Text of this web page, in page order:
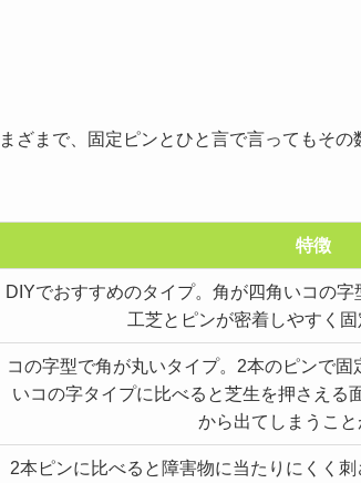
ざまで、固定ピンとひと言で言ってもそ
特徴
DIYでおすすめのタイプ。角が四角いコの
工芝とピンが密着しやすく固
コの字型で角が丸いタイプ。2本のピンで
いコの字タイプに比べると芝生を押さえる
から出てしまうこと
2本ピンに比べると障害物に当たりにくく